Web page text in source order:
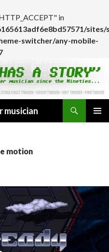
in
switcher/any-mobile-
musician
motion